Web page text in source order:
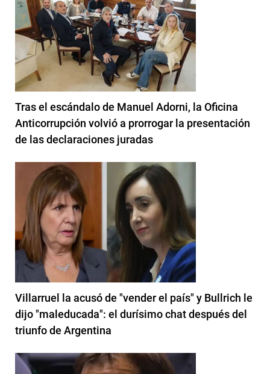
Tras el escándalo de Manuel Adorni, la Oficina
Anticorrupción volvió a prorrogar la presentación
de las declaraciones juradas
Villarruel la acusó de "vender el país" y Bullrich le
dijo "maleducada": el durísimo chat después del
triunfo de Argentina